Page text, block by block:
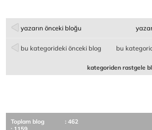
yazarın önceki bloğu
bu kategorideki önceki blog bu
kategoriden rastgele
Toplam blog
: 462